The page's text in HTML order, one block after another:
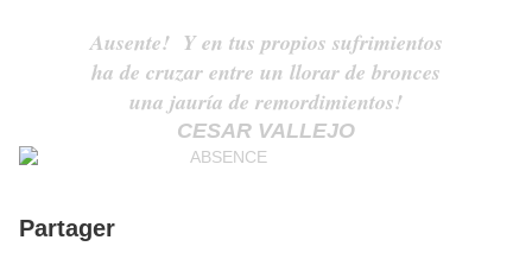
Ausente! Y en tus propios sufrimientos
ha de cruzar entre un llorar de bronces
una jauría de remordimientos!
CESAR VALLEJO
Partager